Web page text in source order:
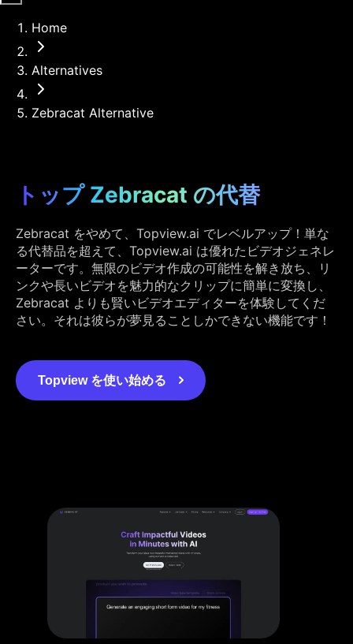
Home
Alternatives
Zebracat Alternative
トップ Zebracat の代替
Zebracat をやめて、Topview.ai でレベルアップ！単な
る代替品を超えて、Topview.ai は優れたビデオジェネレ
ーターです。無限のビデオ作成の可能性を解き放ち、リ
ンクや長いビデオを魅力的なクリップに簡単に変換し、
Zebracat よりも賢いビデオエディターを体験してくだ
さい。それは彼らが夢見ることしかできない機能です！
Topview を使い始める